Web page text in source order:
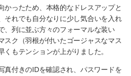
かったため、本格的なドレスアップと
それでも自分なりに少し気合いを入れ
、列に並ぶ方々のフォーマルな装い
スク（羽根が付いたゴージャスなマス
もテンションが上がりました。
真付きのIDを確認され、パスワードを